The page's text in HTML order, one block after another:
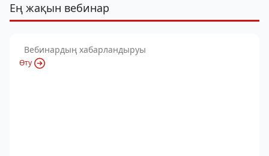
Ең жақын вебинар
Вебинардың хабарландыруы
Өту